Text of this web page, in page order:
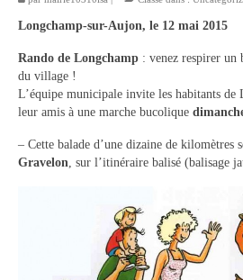
Longchamp-sur-Aujon en
Tourisme
Hébergement
Services publics
Qualité de l’eau
Longchamp-sur-Aujon, le 12 mai 2015
Rando de Longchamp : venez respirer un
du village !
L’équipe municipale invite les habitants
leur amis à une marche bucolique
– Cette balade d’une dizaine de kilomètres
Gravelon, sur l’itinéraire balisé (balisage